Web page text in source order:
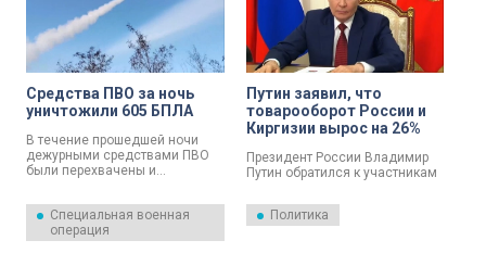
Средства ПВО за ночь
уничтожили 605 БПЛА
В течение прошедшей ночи
дежурными средствами ПВО
были перехвачены и
беспилотных летательных
аппаратов самолетного типа.
Об этом 6 августа сообщили в
Специальная военная
операция
Путин заявил, что
товарооборот России и
Киргизии вырос на 26%
Президент России Владимир
Путин обратился к участникам
экономического форума и XII
Российско-Киргизской
Политика